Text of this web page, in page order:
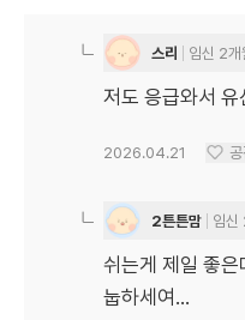
스리 임신 2개
저도 응급와서
2026.04.21
2튼튼맘 임신
쉬는게 제일 좋
눕하세여...